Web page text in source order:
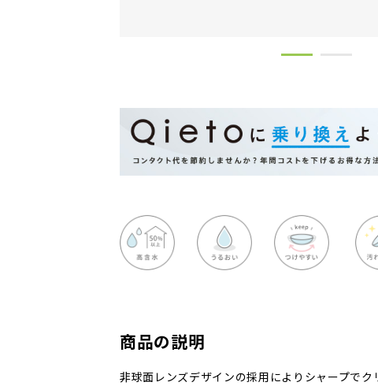
商品の説明
非球面レンズデザインの採用によりシャープで